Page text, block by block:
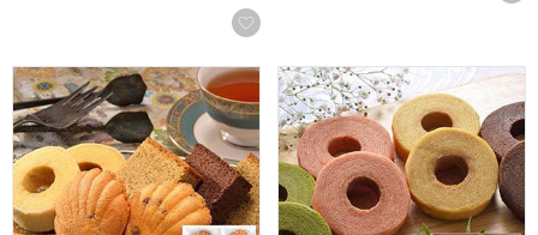
お気に入りに登録する
神戸スイーツポート 港の風に吹かれて【年間ギフト】[KM10]
神戸スイーツポート KOBE彩